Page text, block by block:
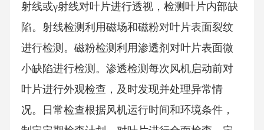
射线或γ射线对叶片进行透视，检测叶片内部缺
陷。射线检测利用磁场和磁粉对叶片表面裂纹
进行检测。磁粉检测利用渗透剂对叶片表面微
小缺陷进行检测。渗透检测每次风机启动前对
叶片进行外观检查，及时发现并处理异常情
况。日常检查根据风机运行时间和环境条件，